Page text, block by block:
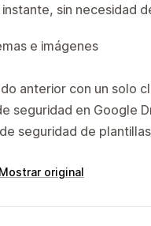
sin necesidad
e imágenes
anterior con un solo
seguridad en Google
seguridad de
Mostrar original